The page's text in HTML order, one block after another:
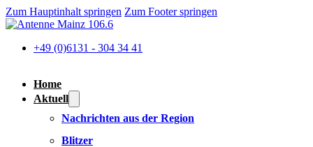
Zum Hauptinhalt springen Zum Footer springen
+49 (0)6131 - 304 34 41
Home
Aktuell
Nachrichten aus der Region
Blitzer